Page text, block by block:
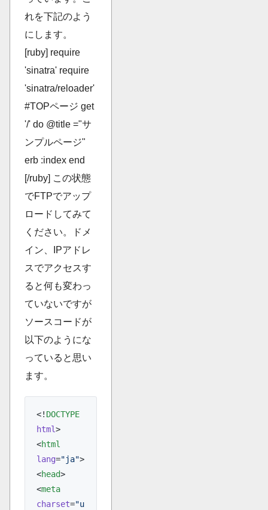
れを下記のよう
にします。
[ruby] require
'sinatra' require
'sinatra/reloader'
#TOPページ get
'/' do @title ="サ
ンプルページ"
erb :index end
[/ruby] この状態
でFTPでアップ
ロードしてみて
ください。ドメ
イン、IPアドレ
スでアクセスす
ると何も変わっ
ていないですが
ソースコードが
以下のようにな
っていると思い
ます。
<! DOCTYPE
html>
<html
lang="ja">
<head>
<meta
charset="u